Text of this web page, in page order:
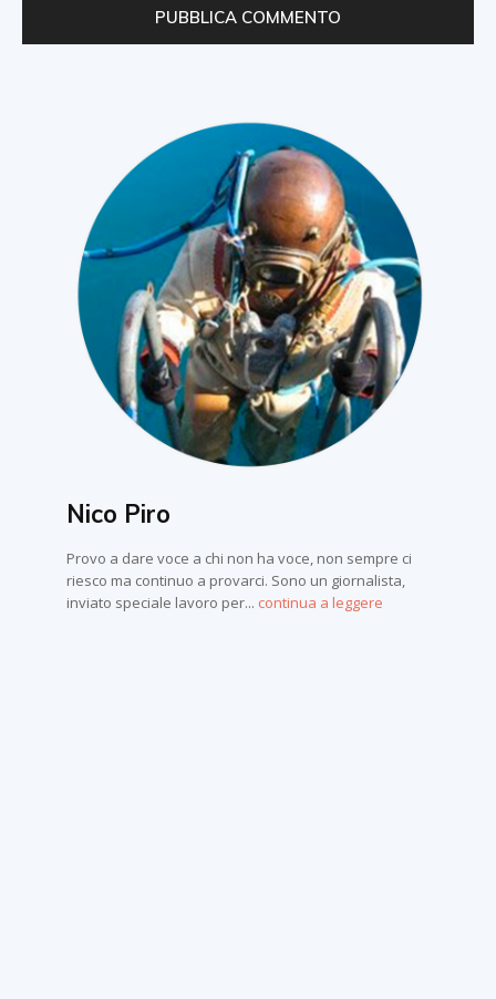
Nico Piro
Provo a dare voce a chi non ha voce, non sempre ci
riesco ma continuo a provarci. Sono un giornalista,
inviato speciale lavoro per... continua a leggere